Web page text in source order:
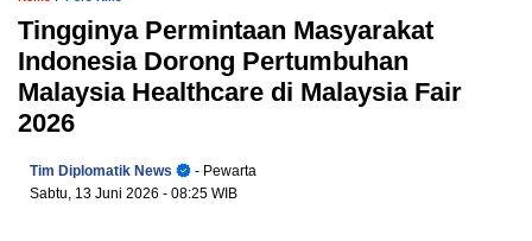
Tingginya Permintaan Masyarakat
Indonesia Dorong Pertumbuhan
Malaysia Healthcare di Malaysia Fair
2026
Tim Diplomatik News
- Pewarta
Sabtu, 13 Juni 2026 - 08:25 WIB